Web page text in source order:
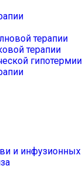
терапии
терапии
и инфузионных